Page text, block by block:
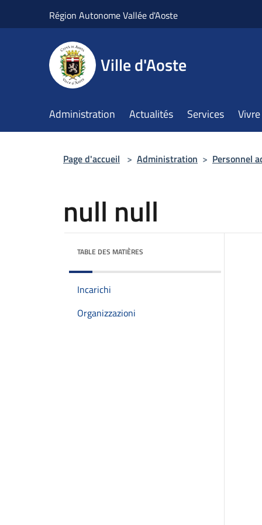
Région Autonome Vallée d'Aoste
Ville d'Aoste
Administration Actualités Services
Page d'accueil > Administration > Personnel
null null
TABLE DES MATIÈRES
Incarichi
Organizzazioni